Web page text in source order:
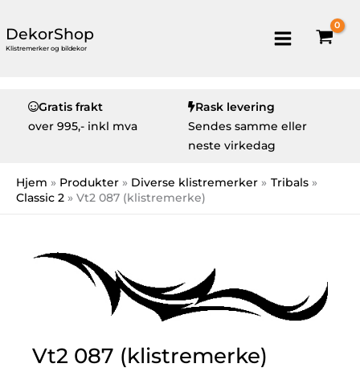
DekorShop
Klistremerker og bildekor
Gratis frakt
over 995,- inkl mva
Rask levering
Sendes samme eller
neste virkedag
Hjem Produkter Diverse klistremerker
Tribals
Classic 2
Vt2 087 (klistremerke)
Vt2 087 (klistremerke)